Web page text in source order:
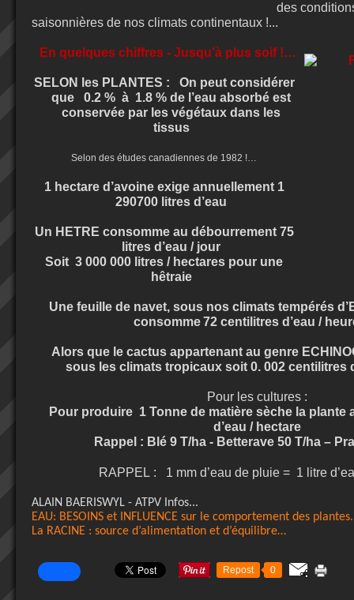
des
saisonnières de nos climats continentaux !...
En quelques chiffres - Jusqu’à plus soif !…
SELON les PLANTES :
On peut considérer
que
0.2 % à 1.8 % de l’eau absorbé est
conservée par les végétaux dans les
tissus
Selon des études canadiennes de 1982 !…
1 hectare d’avoine exige annuellement 1
290700 litres d’eau
Un HETRE consomme au débourrement 75
litres d’eau / jour
Soit 3 000 000 litres / hectares pour une
hêtraie
Une feuille de navet, sous nos climats tempérés
consomme72 centilitres d’eau /
Alors que le cactus appartenant au genre
sous les climats tropicaux soit 0. 002 centilitres
Pour les cultures :
Pour produire 1 Tonne de matière sèche la plante
d’eau / hectare
Rappel : Blé 9 T/ha - Betterave 50 T/ha –
RAPPEL : 1 mm d’eau de pluie = 1 litre
ALAIN BAERISWYL - ATPV Infos...
EAU: BESOINS et INFLUENCE sur le comportement des
La RACINE : source d’alimentation et d’équilibre…
Repost 0